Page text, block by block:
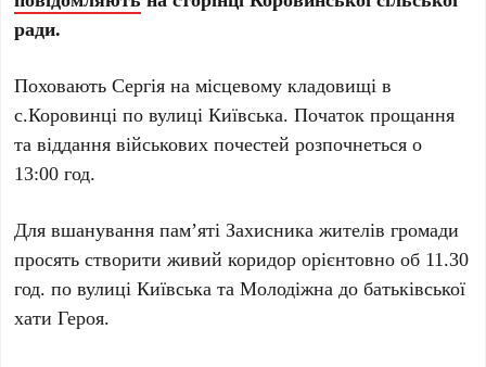
ради.
Поховають Сергія на місцевому кладовищі в
с.Коровинці по вулиці Київська. Початок прощання
та віддання військових почестей розпочнеться о
13:00 год.
Для вшанування пам’яті Захисника жителів громади
просять створити живий коридор орієнтовно об 11.30
год. по вулиці Київська та Молодіжна до батьківської
хати Героя.